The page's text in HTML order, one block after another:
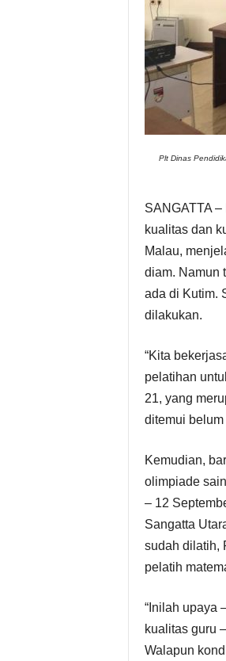
i
k
a
i
i
p
a
e
k
r
e
t
Plt Dinas
SANGATTA
kualitas dan
Malau,
diam. Namun
ada di Kutim.
dilakukan.
“Kita
pelatihan
21, yang
ditemui
Kemudian,
olimpiade
– 12
Sangatta
sudah dilatih,
pelatih
“Inilah upaya
kualitas guru
Walapun